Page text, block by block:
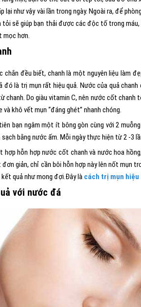
lại như vậy vài lần trong ngày. Ngoài ra, để
sẽ giúp bạn thải được các độc tố trong
mọc hơn.
chắn đều biết, chanh là một nguyên liệu làm
đó là trị mụn rất hiệu quả. Nước của quả
chanh. Do giàu vitamin C, nên nước cốt
và khô vết mụn “đáng ghét” nhanh chóng.
bạn ngâm một ít bông gòn cùng với 2
bằng nước ấm. Mỗi ngày thực hiện từ 2 -3
hợp hỗn hợp nước cốt chanh và nước hoa
giản, chỉ cần bôi hỗn hợp này lên nốt mụn
quả như mong đợi.Đây là cách trị mụn hiệu
với nước đá